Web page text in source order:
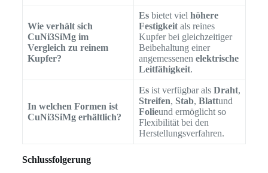
Wie verhält sich
CuNi3SiMg im
Vergleich zu reinem
Kupfer?
Esbietet viel höhere
Festigkeitals reines
Kupfer bei gleichzeitiger
Beibehaltung einer
angemessenen elektrische
Leitfähigkeit.
In welchen Formen ist
CuNi3SiMg erhältlich?
Esist verfügbar als Draht,
Streifen, Stab, Blattund
Folieund ermöglicht so
Flexibilität bei den
Herstellungsverfahren.
Schlussfolgerung